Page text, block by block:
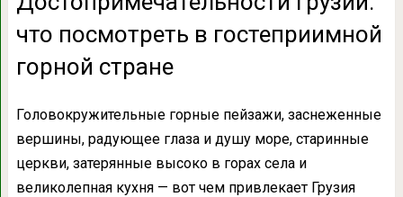
что посмотреть в гостеприимной
горной стране
Головокружительные горные пейзажи, заснеженные
вершины, радующее глаза и душу море, старинные
церкви, затерянные высоко в горах села и
великолепная кухня — вот чем привлекает Грузия